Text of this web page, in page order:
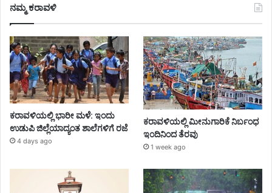
ನಮ್ಮ ಕರಾವಳಿ
ಕರಾವಳಿಯಲ್ಲಿ ಭಾರೀ ಮಳೆ: ಇಂದು
ಉಡುಪಿ ಜಿಲ್ಲೆಯಾದ್ಯಂತ ಶಾಲೆಗಳಿಗೆ ರಜೆ
4 days ago
ಕರಾವಳಿಯಲ್ಲಿ ಮೀನುಗಾರಿಕೆ ನಿರ್ಬಂಧ
ಇಂದಿನಿಂದ ತೆರವು
1 week ago